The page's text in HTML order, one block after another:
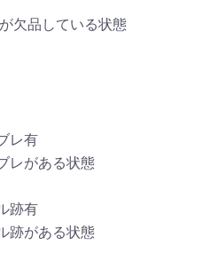
欠品している状態
レ有
レがある状態
跡有
跡がある状態